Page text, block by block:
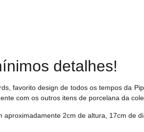
detalhes!
favorito design de todos os tempos da
com os outros itens de porcelana da
aproximadamente 2cm de altura, 17cm de